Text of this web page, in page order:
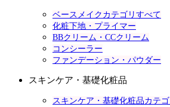
ベースメイクカテゴリすべて
化粧下地・プライマー
BBクリーム・CCクリーム
コンシーラー
ファンデーション・パウダー
スキンケア・基礎化粧品
スキンケア・基礎化粧品カテ